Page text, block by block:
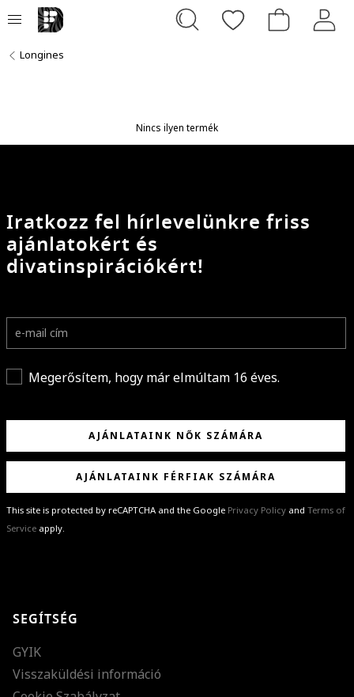
Longines
Nincs ilyen termék
Iratkozz fel hírlevelünkre friss
ajánlatokért és
divatinspirációkért!
Megerősítem, hogy már elmúltam 16 éves.
AJÁNLATAINK NŐK SZÁMÁRA
AJÁNLATAINK FÉRFIAK SZÁMÁRA
This site is protected by reCAPTCHA and the Google Privacy Policy and Terms of
Service apply.
különleges ajánlatainkat és stílustippjeinket!
SEGÍTSÉG
GYIK
Visszaküldési információ